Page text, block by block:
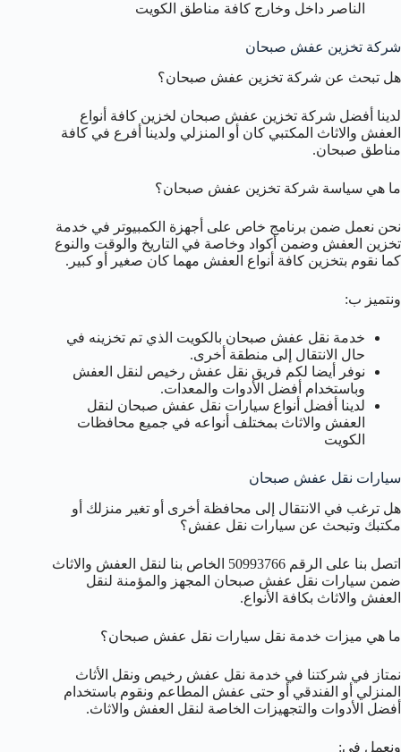
الناصر داخل وخارج كافة مناطق الكويت
شركة تخزين عفش صبحان
هل تبحث عن شركة تخزين عفش صبحان؟
لدينا أفضل شركة تخزين عفش صبحان لخزين كافة أنواع
العفش والاثاث المكتبي كان أو المنزلي ولدينا أفرع في كافة
مناطق صبحان.
ما هي سياسة شركة تخزين عفش صبحان؟
نحن نعمل ضمن برنامج خاص على أجهزة الكمبيوتر في خدمة
تخزين العفش وضمن أكواد وخاصة في التاريخ والوقت والنوع
كما نقوم بتخزين كافة أنواع العفش مهما كان صغير أو كبير.
ونتميز ب:
خدمة نقل عفش صبحان بالكويت الذي تم تخزينه في
حال الانتقال إلى منطقة أخرى.
نوفر أيضا لكم فريق نقل عفش رخيص لنقل العفش
وباستخدام أفضل الأدوات والمعدات.
لدينا أفضل أنواع سيارات نقل عفش صبحان لنقل
العفش والاثاث بمختلف أنواعه في جميع محافظات
الكويت
سيارات نقل عفش صبحان
هل ترغب في الانتقال إلى محافظة أخرى أو تغير منزلك أو
مكتبك وتبحث عن سيارات نقل عفش؟
اتصل بنا على الرقم 50993766 الخاص بنا لنقل العفش والاثاث
ضمن سيارات نقل عفش صبحان المجهز والمؤمنة لنقل
العفش والاثاث بكافة الأنواع.
ما هي ميزات خدمة نقل سيارات نقل عفش صبحان؟
نمتاز في شركتنا في خدمة نقل عفش رخيص ونقل الأثاث
المنزلي أو الفندقي أو حتى عفش المطاعم ونقوم باستخدام
أفضل الأدوات والتجهيزات الخاصة لنقل العفش والاثاث.
ونعمل في: